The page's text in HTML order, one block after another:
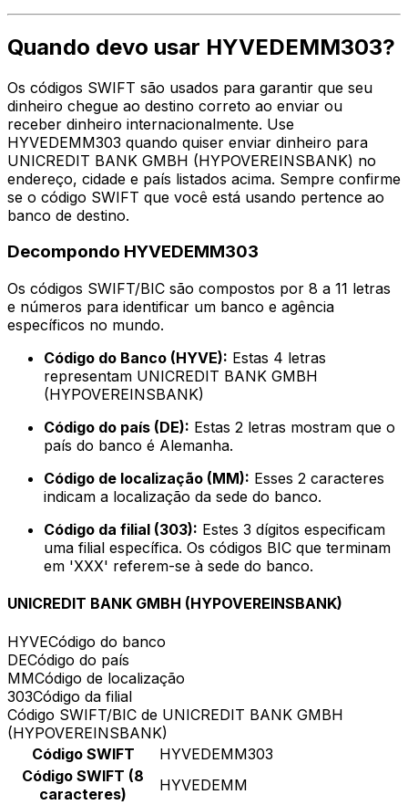
Quando devo usar HYVEDEMM303?
Os códigos SWIFT são usados para garantir que seu
dinheiro chegue ao destino correto ao enviar ou
receber dinheiro internacionalmente. Use
HYVEDEMM303 quando quiser enviar dinheiro para
UNICREDIT BANK GMBH (HYPOVEREINSBANK) no
endereço, cidade e país listados acima. Sempre confirme
se o código SWIFT que você está usando pertence ao
banco de destino.
Decompondo HYVEDEMM303
Os códigos SWIFT/BIC são compostos por 8 a 11 letras
e números para identificar um banco e agência
específicos no mundo.
Código do Banco (HYVE): Estas 4 letras
representam UNICREDIT BANK GMBH
(HYPOVEREINSBANK)
Código do país (DE): Estas 2 letras mostram que o
país do banco é Alemanha.
Código de localização (MM): Esses 2 caracteres
indicam a localização da sede do banco.
Código da filial (303): Estes 3 dígitos especificam
uma filial específica. Os códigos BIC que terminam
em 'XXX' referem-se à sede do banco.
UNICREDIT BANK GMBH (HYPOVEREINSBANK)
HYVECódigo do banco
DECódigo do país
MMCódigo de localização
303Código da filial
Código SWIFT/BIC de UNICREDIT BANK GMBH
(HYPOVEREINSBANK)
Código SWIFT
HYVEDEMM303
Código SWIFT (8
caracteres)
HYVEDEMM